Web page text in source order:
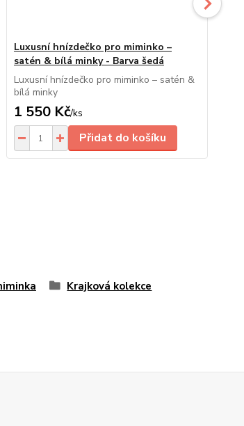
Luxusní hnízdečko pro miminko –
satén & bílá minky - Barva šedá
Luxusní hnízdečko pro miminko – satén &
bílá minky
1 550 Kč/ks
Přidat do košíku
Krajková kolekce